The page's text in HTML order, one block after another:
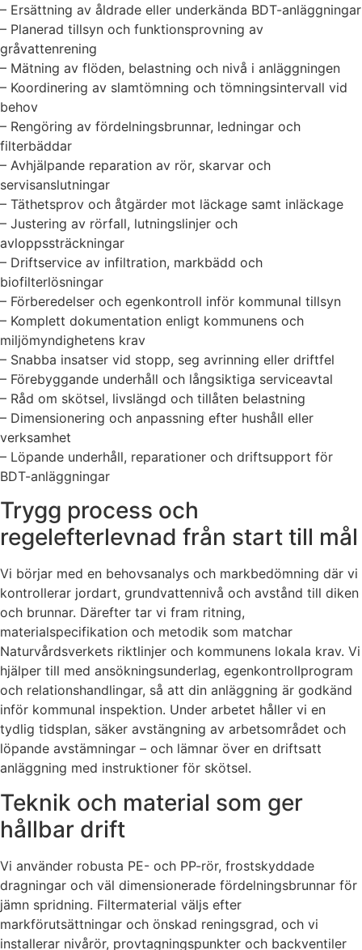
– Ersättning av åldrade eller underkända BDT-anläggningar
– Planerad tillsyn och funktionsprovning av
gråvattenrening
– Mätning av flöden, belastning och nivå i anläggningen
– Koordinering av slamtömning och tömningsintervall vid
behov
– Rengöring av fördelningsbrunnar, ledningar och
filterbäddar
– Avhjälpande reparation av rör, skarvar och
servisanslutningar
– Täthetsprov och åtgärder mot läckage samt inläckage
– Justering av rörfall, lutningslinjer och
avloppssträckningar
– Driftservice av infiltration, markbädd och
biofilterlösningar
– Förberedelser och egenkontroll inför kommunal tillsyn
– Komplett dokumentation enligt kommunens och
miljömyndighetens krav
– Snabba insatser vid stopp, seg avrinning eller driftfel
– Förebyggande underhåll och långsiktiga serviceavtal
– Råd om skötsel, livslängd och tillåten belastning
– Dimensionering och anpassning efter hushåll eller
verksamhet
– Löpande underhåll, reparationer och driftsupport för
BDT-anläggningar
Trygg process och
regelefterlevnad från start till mål
Vi börjar med en behovsanalys och markbedömning där vi
kontrollerar jordart, grundvattennivå och avstånd till diken
och brunnar. Därefter tar vi fram ritning,
materialspecifikation och metodik som matchar
Naturvårdsverkets riktlinjer och kommunens lokala krav. Vi
hjälper till med ansökningsunderlag, egenkontrollprogram
och relationshandlingar, så att din anläggning är godkänd
inför kommunal inspektion. Under arbetet håller vi en
tydlig tidsplan, säker avstängning av arbetsområdet och
löpande avstämningar – och lämnar över en driftsatt
anläggning med instruktioner för skötsel.
Teknik och material som ger
hållbar drift
Vi använder robusta PE- och PP-rör, frostskyddade
dragningar och väl dimensionerade fördelningsbrunnar för
jämn spridning. Filtermaterial väljs efter
markförutsättningar och önskad reningsgrad, och vi
installerar nivårör, provtagningspunkter och backventiler